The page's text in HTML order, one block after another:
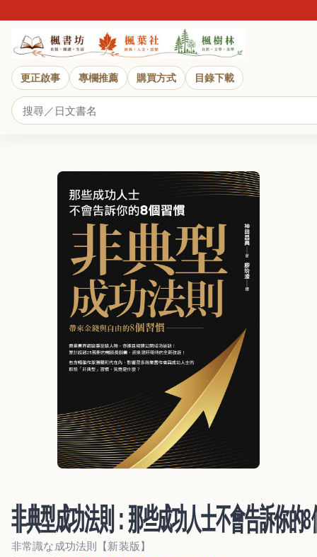
更正啟事 專欄推薦 購買方式 目錄下載
非典型成功法則：那些成功人士不會告訴你的
非常識な成功法則【新装版】